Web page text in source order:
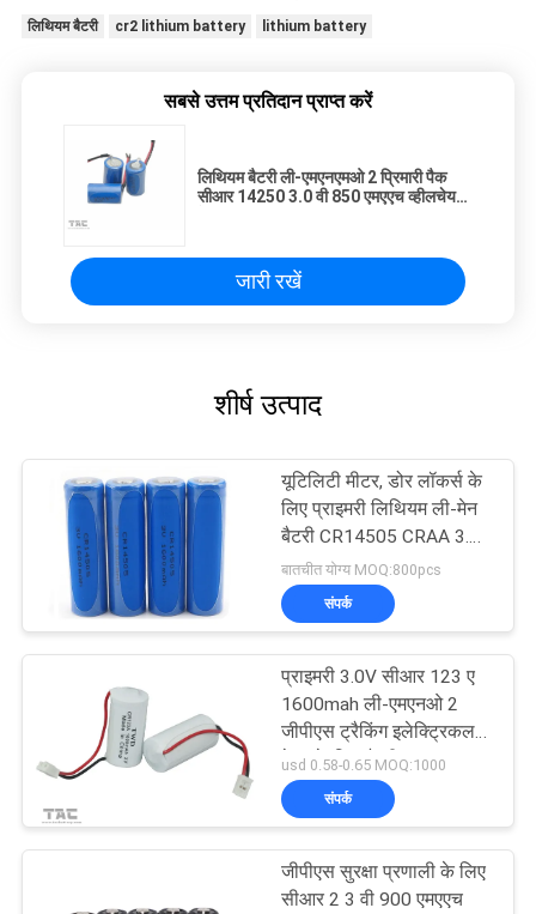
लिथियम बैटरी cr2 lithium battery lithium battery
सबसे उत्तम प्रतिदान प्राप्त करें
लिथियम बैटरी ली-एमएनएमओ 2 प्रिमारी पैक
सीआर 14250 3.0 वी 850 एमएएच व्हीलचेयर
जारी रखें
शीर्ष उत्पाद
यूटिलिटी मीटर, डोर लॉकर्स के
लिए प्राइमरी लिथियम ली-मेन
बैटरी CR14505 CRAA 3.0V
1500mAh
बातचीत योग्य MOQ:800pcs
संपर्क
प्राइमरी 3.0V सीआर 123 ए
1600mah ली-एमएनओ 2
जीपीएस ट्रैकिंग इलेक्ट्रिकल
मेटर के लिए बैटरी
usd 0.58-0.65 MOQ:1000
संपर्क
जीपीएस सुरक्षा प्रणाली के लिए
सीआर 2 3 वी 900 एमएएच